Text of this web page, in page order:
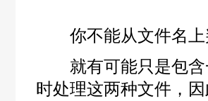
你不能从文件名上
就有可能只是包含
时处理这两种文件，